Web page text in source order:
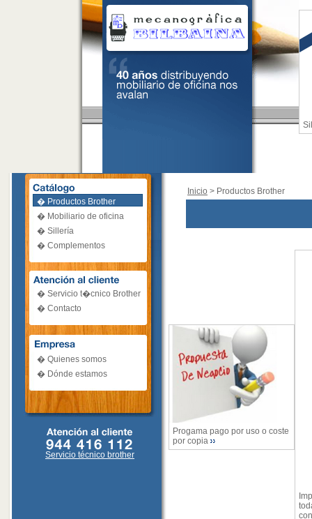
� Productos Brother
� Mobiliario de oficina
� Sillería
� Complementos
� Servicio t�cnico Brother
� Contacto
� Quienes somos
� Dónde estamos
Servicio técnico brother
Inicio > Productos Brother
Progama pago por uso o coste
por copia